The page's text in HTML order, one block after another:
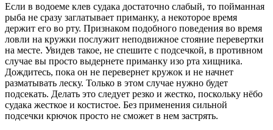
Если в водоеме клев судака достаточно слабый, то пойманная
рыба не сразу заглатывает приманку, а некоторое время
держит его во рту. Признаком подобного поведения во время
ловли на кружки послужит неподвижное стояние перевертки
на месте. Увидев такое, не спешите с подсечкой, в противном
случае вы просто выдернете приманку изо рта хищника.
Дождитесь, пока он не перевернет кружок и не начнет
разматывать леску. Только в этом случае нужно будет
подсекать. Делать это следует резко и жестко, поскольку нёбо
судака жесткое и костистое. Без применения сильной
подсечки крючок просто не сможет в нем застрять.